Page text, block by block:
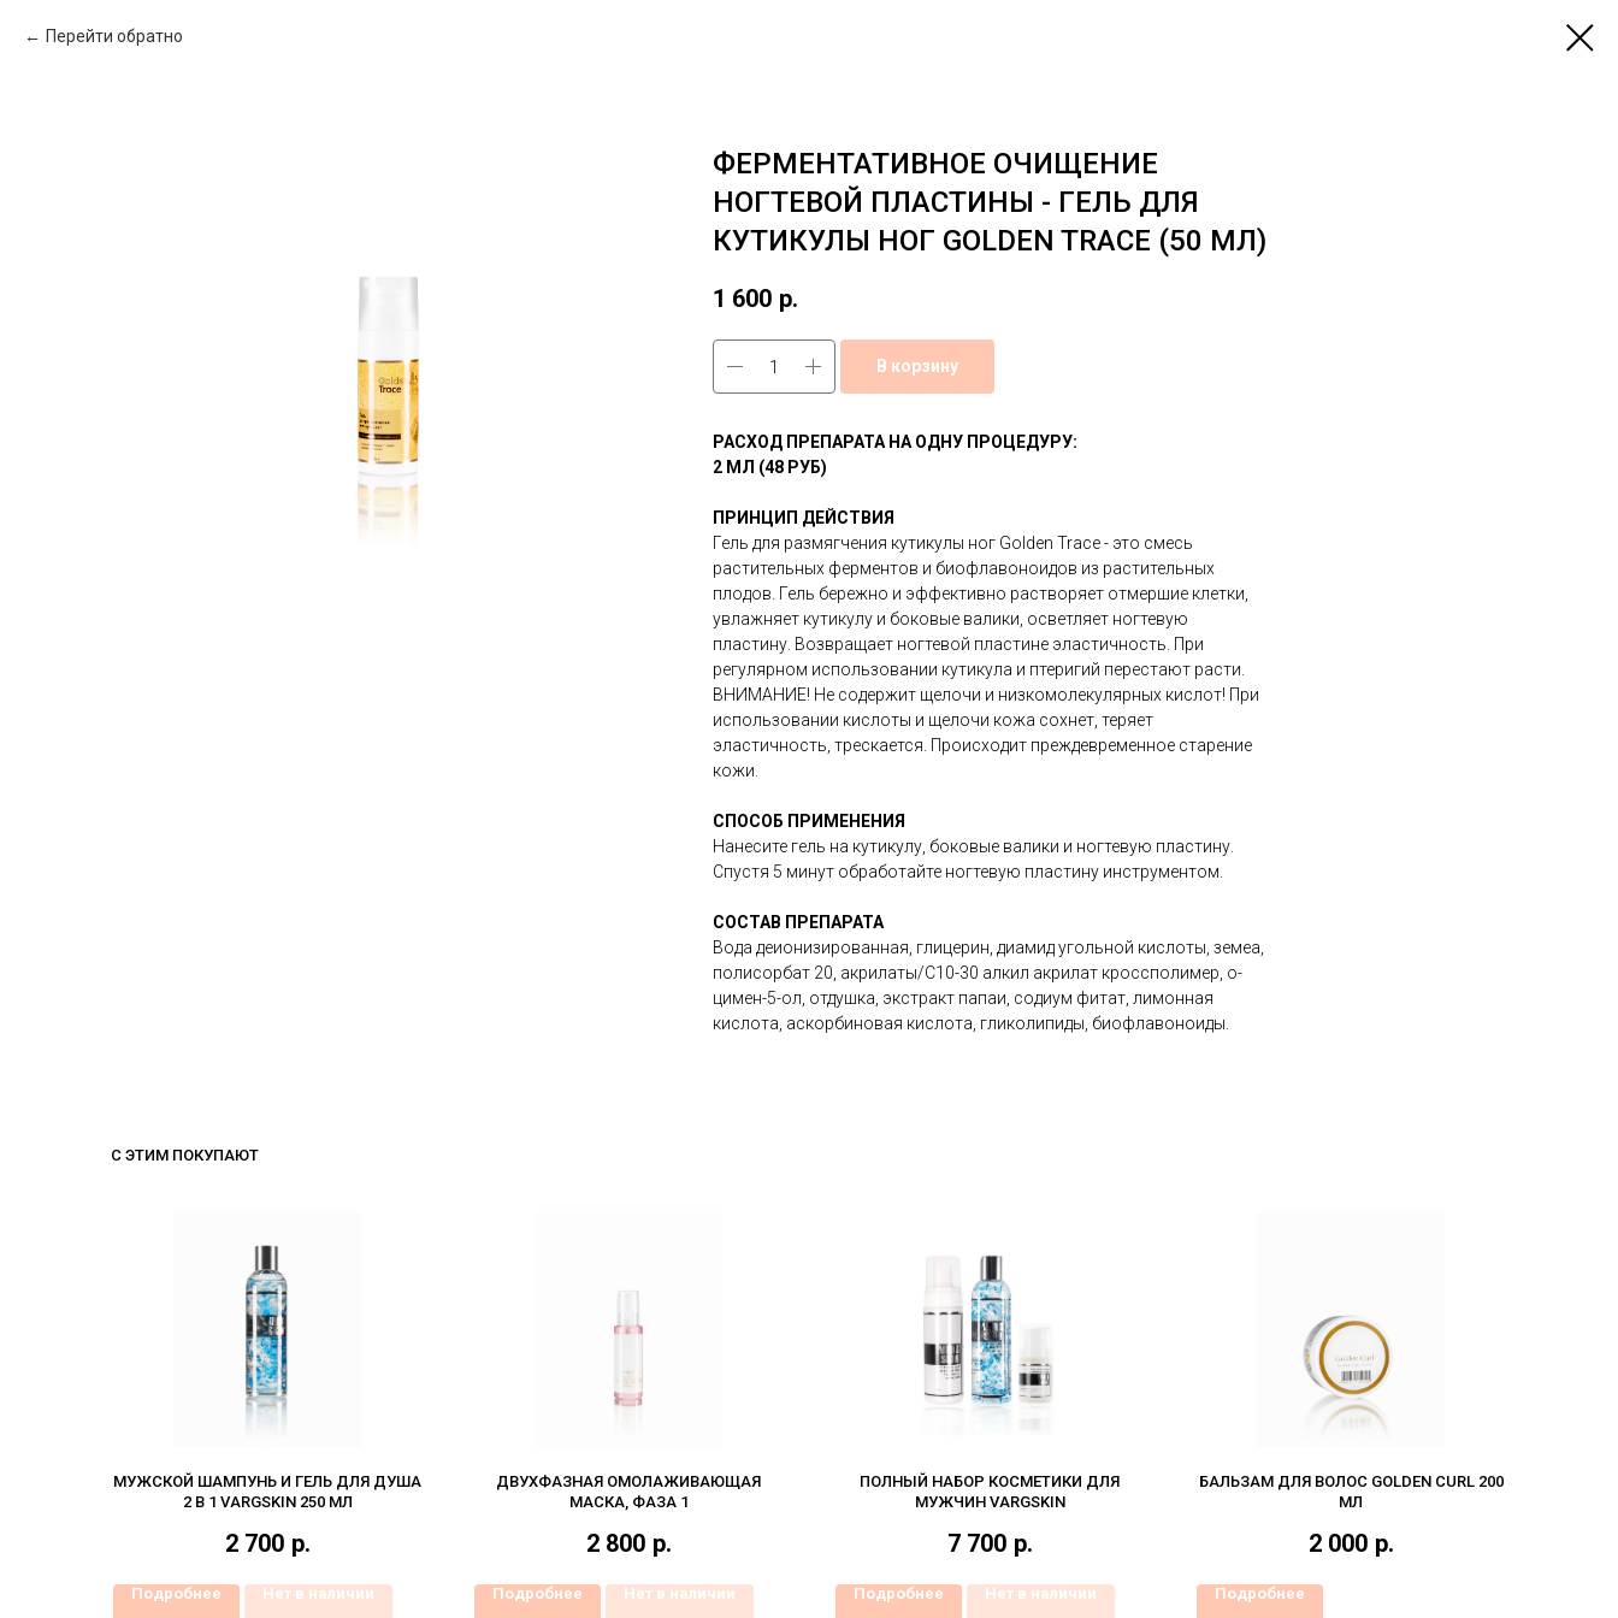
Перейти обратно
ФЕРМЕНТАТИВНОЕ ОЧИЩЕНИЕ
НОГТЕВОЙ ПЛАСТИНЫ - ГЕЛЬ ДЛЯ
КУТИКУЛЫ НОГ GOLDEN TRACE (50 МЛ)
1 600 р.
В корзину
РАСХОД ПРЕПАРАТА НА ОДНУ ПРОЦЕДУРУ:
2 МЛ (48 РУБ)
ПРИНЦИП ДЕЙСТВИЯ
Гель для размягчения кутикулы ног Golden Trace - это смесь
растительных ферментов и биофлавоноидов из растительных
плодов. Гель бережно и эффективно растворяет отмершие клетки,
увлажняет кутикулу и боковые валики, осветляет ногтевую
пластину. Возвращает ногтевой пластине эластичность. При
регулярном использовании кутикула и птеригий перестают расти.
ВНИМАНИЕ! Не содержит щелочи и низкомолекулярных кислот! При
использовании кислоты и щелочи кожа сохнет, теряет
эластичность, трескается. Происходит преждевременное старение
кожи.
СПОСОБ ПРИМЕНЕНИЯ
Нанесите гель на кутикулу, боковые валики и ногтевую пластину.
Спустя 5 минут обработайте ногтевую пластину инструментом.
СОСТАВ ПРЕПАРАТА
Вода деионизированная, глицерин, диамид угольной кислоты, земеа,
полисорбат 20, акрилаты/С10-30 алкил акрилат кроссполимер, о-
цимен-5-ол, отдушка, экстракт папаи, содиум фитат, лимонная
кислота, аскорбиновая кислота, гликолипиды, биофлавоноиды.
С ЭТИМ ПОКУПАЮТ
МУЖСКОЙ ШАМПУНЬ И ГЕЛЬ ДЛЯ ДУША
2 В 1 VARGSKIN 250 МЛ
2 700 р.
Подробнее Нет в наличии
ДВУХФАЗНАЯ ОМОЛАЖИВАЮЩАЯ
МАСКА, ФАЗА 1
2 800 р.
Подробнее Нет в наличии
ПОЛНЫЙ НАБОР КОСМЕТИКИ ДЛЯ
МУЖЧИН VARGSKIN
7 700 р.
Подробнее Нет в наличии
БАЛЬЗАМ ДЛЯ ВОЛОС GOLDEN CURL 200
МЛ
2 000 р.
Подробнее